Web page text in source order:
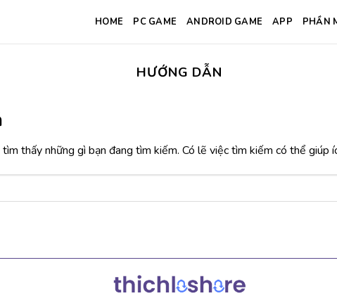
HOME PC GAME ANDROID GAME APP PHẦN
HƯỚNG DẪN
thấy những gì bạn đang tìm kiếm. Có lẽ việc tìm kiếm có thể giúp